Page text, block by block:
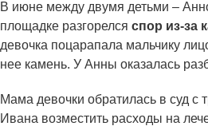
В июне между двумя детьми –
площадке разгорелся спор из-за
девочка поцарапала мальчику
нее камень. У Анны оказалась
Мама девочки обратилась в суд с
Ивана возместить расходы на